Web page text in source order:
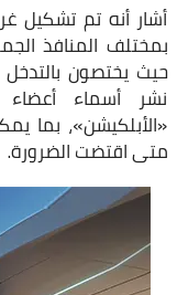
أشار أنه تم تشكيل
بمختلف المنافذ
حيث يختصون
نشر أسماء أعضاء
«الأبلكيشن»، بما
متى اقتضت الضرورة.